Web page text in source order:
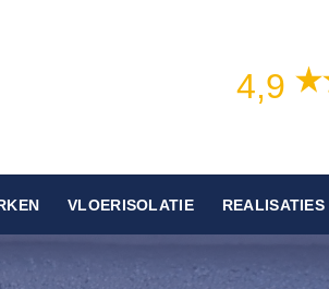
4,9
VLOERISOLATIE REALISATIES